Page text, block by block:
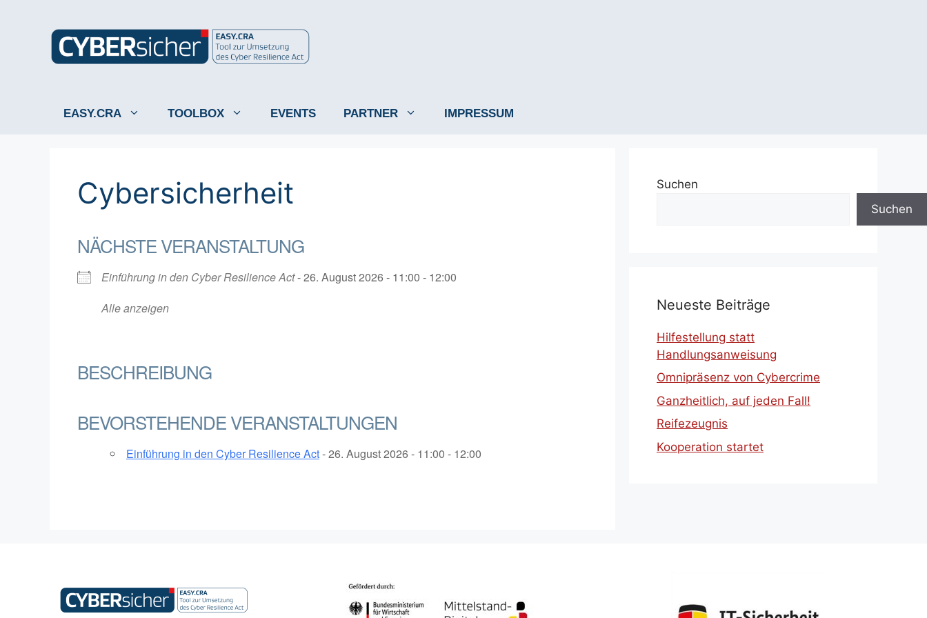
EASY.CRA TOOLBOX EVENTS PARTNER IMPRESSUM
Cybersicherheit
NÄCHSTE VERANSTALTUNG
Einführung in den Cyber Resilience Act- 26. August 2026 - 11:00 - 12:00
Alle anzeigen
BESCHREIBUNG
BEVORSTEHENDE VERANSTALTUNGEN
Einführung in den Cyber Resilience Act- 26. August 2026 - 11:00 - 12:00
Suchen
Suchen
Neueste Beiträge
Hilfestellung statt
Handlungsanweisung
Omnipräsenz von Cybercrime
Ganzheitlich, auf jeden Fall!
Reifezeugnis
Kooperation startet